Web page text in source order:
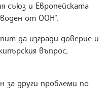
съюз и Европейската
от ООН“.
да изгради доверие и
въпрос,
за други проблеми по